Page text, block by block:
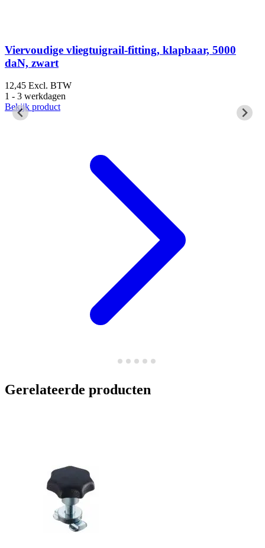
Viervoudige vliegtuigrail-fitting, klapbaar, 5000
daN, zwart
12,45 Excl. BTW
1 - 3 werkdagen
Bekijk product
Gerelateerde producten